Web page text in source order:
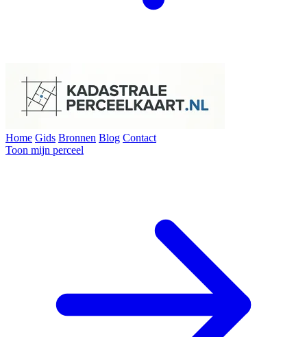
Home Gids Bronnen Blog Contact
Toon mijn perceel